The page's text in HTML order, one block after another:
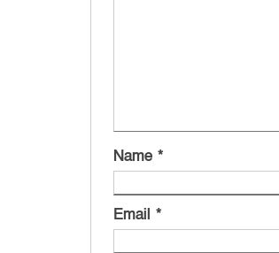
Name *
Email *